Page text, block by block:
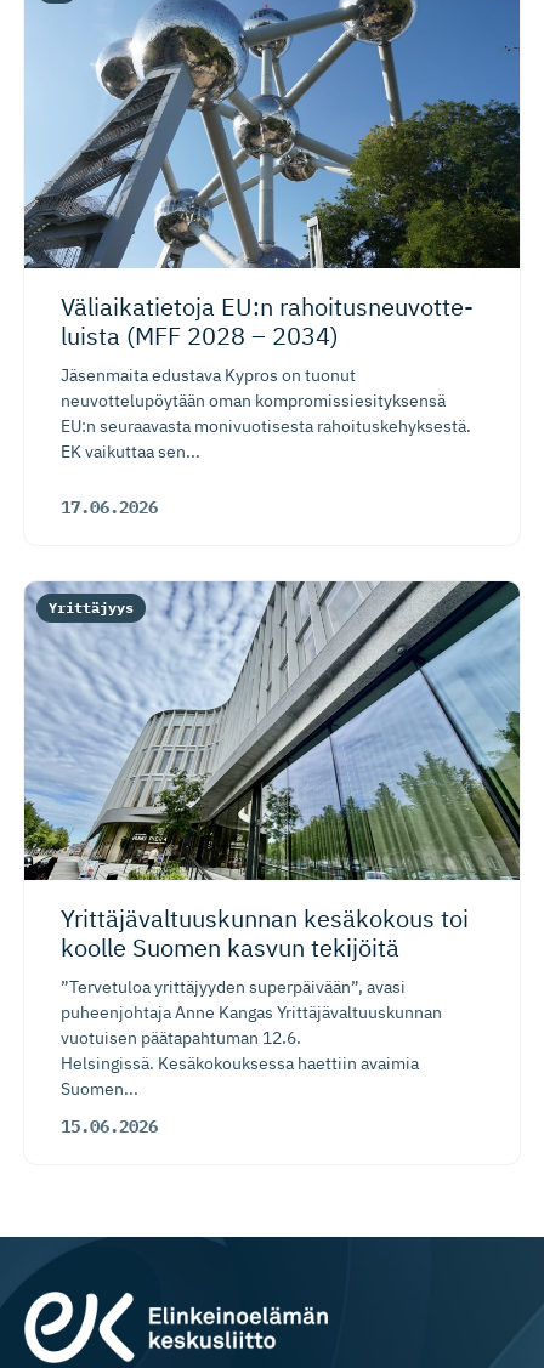
Väliaikatietoja EU:n rahoitusneu­vot­te­
luista (MFF 2028 – 2034)
Jäsenmaita edustava Kypros on tuonut
neuvottelupöytään oman kompromissiesityksensä
EU:n seuraavasta monivuotisesta rahoituskehyksestä.
EK vaikuttaa sen...
17.06.2026
Yrittäjäval­tuus­kunnan kesäkokous toi
koolle Suomen kasvun tekijöitä
”Tervetuloa yrittäjyyden superpäivään”, avasi
puheenjohtaja Anne Kangas Yrittäjävaltuuskunnan
vuotuisen päätapahtuman 12.6.
Helsingissä. Kesäkokouksessa haettiin avaimia
Suomen...
15.06.2026
Yrittäjyys